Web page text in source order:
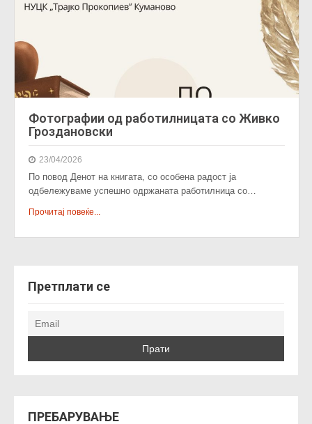
Фотографии од работилницата со Живко
Гроздановски
23/04/2026
По повод Денот на книгата, со особена радост ја
одбележуваме успешно одржаната работилница со…
Прочитај повеќе...
Претплати се
ПРЕБАРУВАЊЕ